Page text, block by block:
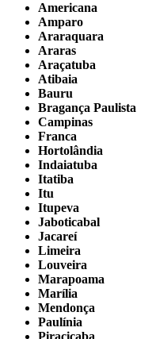
Americana
Amparo
Araraquara
Araras
Araçatuba
Atibaia
Bauru
Bragança Paulista
Campinas
Franca
Hortolândia
Indaiatuba
Itatiba
Itu
Itupeva
Jaboticabal
Jacareí
Limeira
Louveira
Marapoama
Marília
Mendonça
Paulínia
Piracicaba